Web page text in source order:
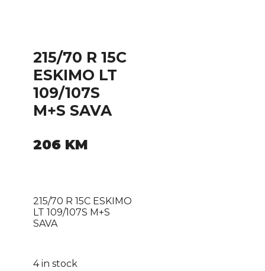
215/70 R 15C
ESKIMO LT
109/107S
M+S SAVA
206 KM
215/70 R 15C ESKIMO
LT 109/107S M+S
SAVA
4 in stock